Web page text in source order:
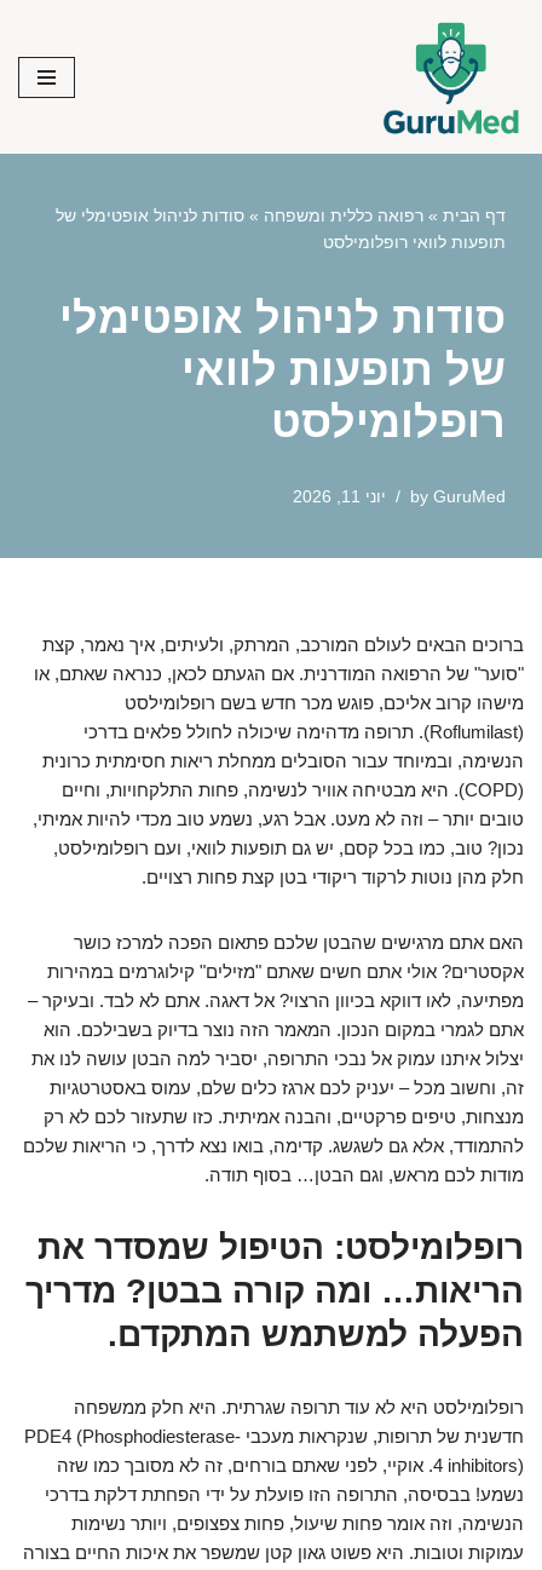
content
דף הבית » רפואה כללית ומשפחה » סודות לניהול אופטימלי של
תופעות לוואי רופלומילסט
סודות לניהול אופטימלי
של תופעות לוואי
רופלומילסט
by GuruMed יוני 11, 2026
ברוכים הבאים לעולם המורכב, המרתק, ולעיתים, איך נאמר, קצת
"סוער" של הרפואה המודרנית. אם הגעתם לכאן, כנראה שאתם, או
מישהו קרוב אליכם, פוגש מכר חדש בשם רופלומילסט
(Roflumilast). תרופה מדהימה שיכולה לחולל פלאים בדרכי
הנשימה, ובמיוחד עבור הסובלים ממחלת ריאות חסימתית כרונית
(COPD). היא מבטיחה אוויר לנשימה, פחות התלקחויות, וחיים
טובים יותר – וזה לא מעט. אבל רגע, נשמע טוב מכדי להיות אמיתי,
נכון? טוב, כמו בכל קסם, יש גם תופעות לוואי, ועם רופלומילסט,
חלק מהן נוטות לרקוד ריקודי בטן קצת פחות רצויים.
האם אתם מרגישים שהבטן שלכם פתאום הפכה למרכז כושר
אקסטרים? אולי אתם חשים שאתם "מזילים" קילוגרמים במהירות
מפתיעה, לאו דווקא בכיוון הרצוי? אל דאגה. אתם לא לבד. ובעיקר –
אתם לגמרי במקום הנכון. המאמר הזה נוצר בדיוק בשבילכם. הוא
יצלול איתנו עמוק אל נבכי התרופה, יסביר למה הבטן עושה לנו את
זה, וחשוב מכל – יעניק לכם ארגז כלים שלם, עמוס באסטרטגיות
מנצחות, טיפים פרקטיים, והבנה אמיתית. כזו שתעזור לכם לא רק
להתמודד, אלא גם לשגשג. קדימה, בואו נצא לדרך, כי הריאות שלכם
מודות לכם מראש, וגם הבטן… בסוף תודה.
רופלומילסט: הטיפול שמסדר את
הריאות… ומה קורה בבטן? מדריך
הפעלה למשתמש המתקדם.
רופלומילסט היא לא עוד תרופה שגרתית. היא חלק ממשפחה
חדשנית של תרופות, שנקראות מעכבי PDE4 (Phosphodiesterase-
4 inhibitors). אוקיי, לפני שאתם בורחים, זה לא מסובך כמו שזה
נשמע! בבסיסה, התרופה הזו פועלת על ידי הפחתת דלקת בדרכי
הנשימה, וזה אומר פחות שיעול, פחות צפצופים, ויותר נשימות
עמוקות וטובות. היא פשוט גאון קטן שמשפר את איכות החיים בצורה